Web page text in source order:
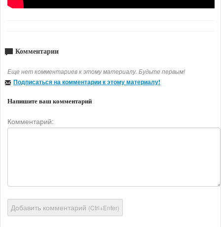
Комментарии
Еще нет комментариев к этому материалу. Будьте первым!
Подписаться на комментарии к этому материалу!
Напишите ваш комментарий
Комментарий:
Добавить комментарий (Ctrl+Enter)